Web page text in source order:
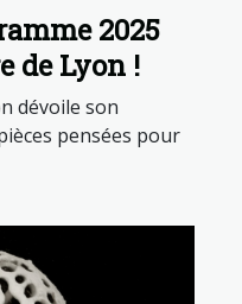
2025
de Lyon !
dévoile son
pensées pour